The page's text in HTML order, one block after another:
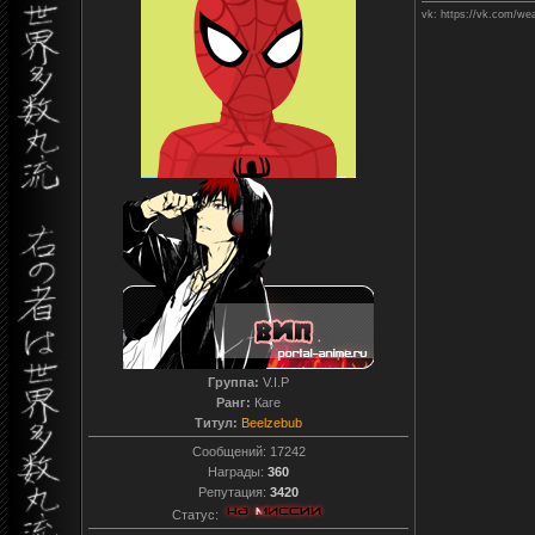
Группа: V.I.P
Ранг: Каге
Титул: Beelzebub
Сообщений: 17242
Награды: 360
Репутация: 3420
Статус:
vk: https://vk.com/